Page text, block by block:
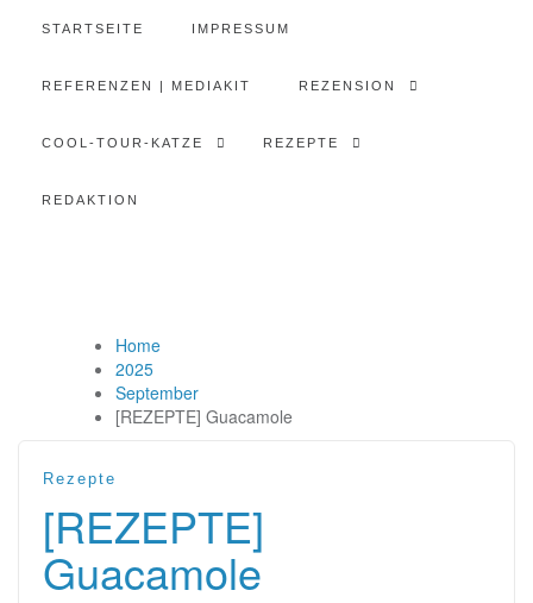
STARTSEITE IMPRESSUM
REFERENZEN | MEDIAKIT REZENSION
COOL-TOUR-KATZE REZEPTE
REDAKTION
Home
2025
September
[REZEPTE] Guacamole
Rezepte
[REZEPTE]
Guacamole